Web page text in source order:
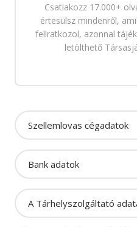
Csatlakozz 17.000+
értesülsz mindenről,
feliratkozol, azonnal
letölthető
Szellemlovas cégadatok
Bank adatok
A Tárhelyszolgáltató